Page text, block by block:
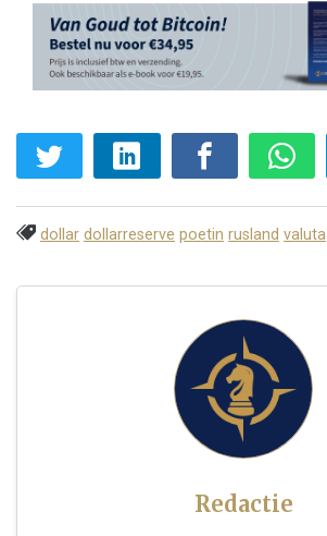
dollar dollarreserve poetin rusland valuta
Redactie